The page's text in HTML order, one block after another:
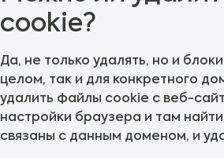
cookie?
Да, не только удалять, но и
целом, так и для конкретного
удалить файлы cookie с веб-
настройки браузера и там
связаны с данным доменом, и